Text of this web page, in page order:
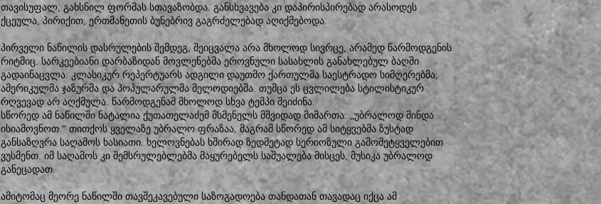
თავისუფალ, გახსნილ ფორმას სთავაზობდა. განსხვავება კი დაპირისპირებად არასოდეს
ქცეულა, პირიქით, ერთმანეთის ბუნებრივ გაგრძელებად აღიქმებოდა.
პირველი ნაწილის დასრულების შემდეგ, შეიცვალა არა მხოლოდ სივრცე, არამედ წარმოდგენის
რიტმიც. სარკეებიანი დარბაზიდან მოვლენებმა ეროვნული სასახლის განახლებულ ბაღში
გადაინაცვლა. კლასიკურ რეპერტუარს ადგილი დაუთმო ქართულმა საესტრადო სიმღერებმა,
ამერიკულმა ჯაზურმა და პოპულარულმა მელოდიებმა. თუმცა ეს ცვლილება სტილისტიკურ
რღვევად არ აღქმულა. წარმოდგენამ მხოლოდ სხვა ტემპი შეიძინა.
სწორედ ამ ნაწილში ნატალია ქუთათელაძემ მსმენელს მშვიდად მიმართა: „უბრალოდ მინდა
ისიამოვნოთ.“ თითქოს ყველაზე უბრალო ფრაზაა, მაგრამ სწორედ ამ სიტყვებმა ზუსტად
განსაზღვრა საღამოს ხასიათი. ხელოვნებას ხშირად ზედმეტად სერიოზული გამომეტყველებით
ვუსმენთ. იმ საღამოს კი შემსრულებლებმა მაყურებელს საშუალება მისცეს, მუსიკა უბრალოდ
განეცადათ.
ამიტომაც მეორე ნაწილში თავშეკავებული საზოგადოება თანდათან თავადაც იქცა ამ